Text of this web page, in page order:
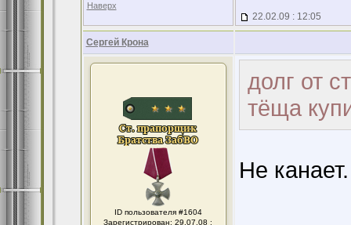
Наверх
22.02.09 : 12:05
Сергей Крона
ID пользователя #1604
Зарегистрирован: 29.07.08 :
долг от
тёща
Не